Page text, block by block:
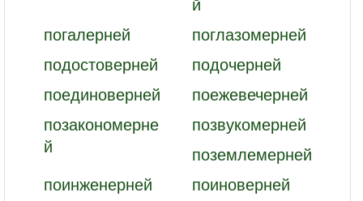
погалерней
поглазомерней
подостоверней
подочерней
поединоверней
поежевечерней
позакономерне
й
позвукомерней
поземлемерней
поинженерней
поиноверней